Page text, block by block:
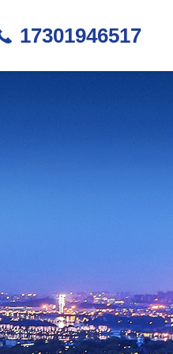
17301946517